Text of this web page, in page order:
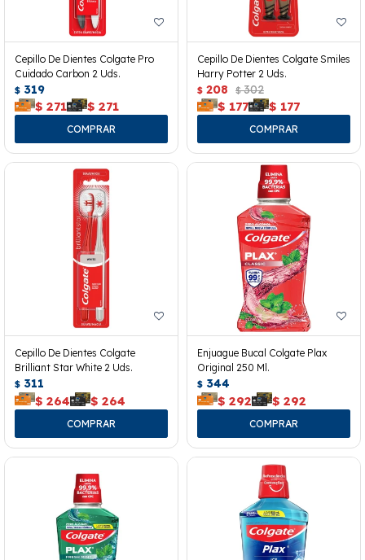
Cepillo De Dientes Colgate Pro
Cuidado Carbon 2 Uds.
$ 319
$ 271 $ 271
Cepillo De Dientes Colgate Smiles
Harry Potter 2 Uds.
$ 208 $ 302
$ 177 $ 177
Cepillo De Dientes Colgate
Brilliant Star White 2 Uds.
$ 311
$ 264 $ 264
Enjuague Bucal Colgate Plax
Original 250 Ml.
$ 344
$ 292 $ 292